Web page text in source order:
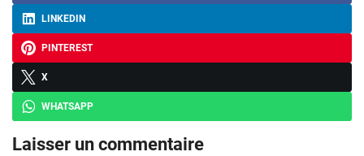
LINKEDIN
PINTEREST
X
WHATSAPP
Laisser un commentaire